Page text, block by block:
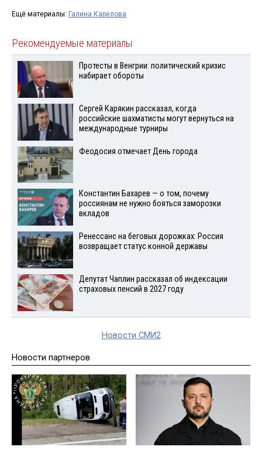
Ещё материалы: Галина Карелова
Рекомендуемые материалы
Протесты в Венгрии: политический кризис
набирает обороты
Сергей Карякин рассказал, когда
российские шахматисты могут вернуться на
международные турниры
Феодосия отмечает День города
Константин Бахарев — о том, почему
россиянам не нужно бояться заморозки
вкладов
Ренессанс на беговых дорожках: Россия
возвращает статус конной державы
Депутат Чаплин рассказал об индексации
страховых пенсий в 2027 году
Новости СМИ2
Новости партнеров